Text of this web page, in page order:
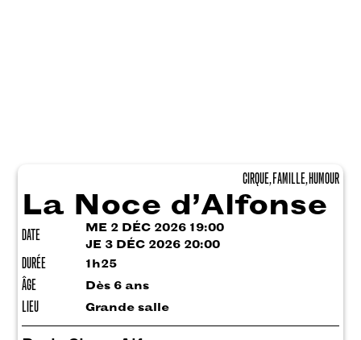
CIRQUE, FAMILLE, HUMOUR
La Noce d’Alfonse
DATE
ME 2 DÉC 2026 19:00
JE 3 DÉC 2026 20:00
DURÉE 1h25
ÂGE Dès 6 ans
LIEU Grande salle